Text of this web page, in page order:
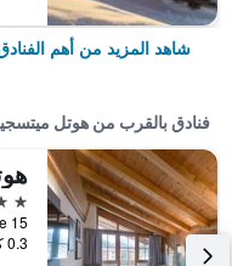
شاهد المزيد من أهم
فنادق بالقرب من هوتل
4 نجوم
0.3 كيلومتر عن وسط المدينة